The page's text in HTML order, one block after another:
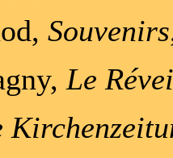
Souvenirs
Le